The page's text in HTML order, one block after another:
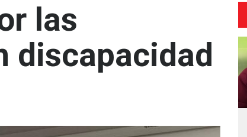
las
discapacidad